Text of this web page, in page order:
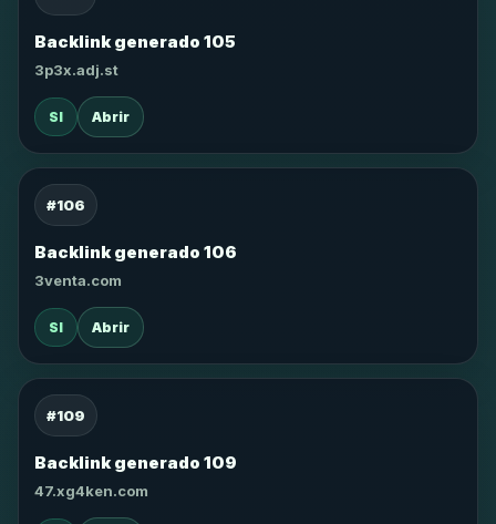
Backlink generado 105
3p3x.adj.st
SI Abrir
#106
Backlink generado 106
3venta.com
SI Abrir
#109
Backlink generado 109
47.xg4ken.com